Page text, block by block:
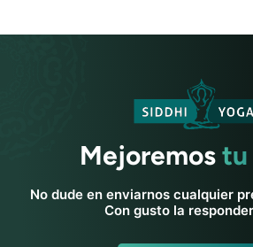
Mejoremostu
No dude en enviarnos cualquier
Con gusto la